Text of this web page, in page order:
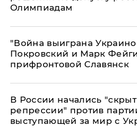
Олимпиадам
"Война выиграна
Покровский и Марк
прифронтовой Славянск
В России начались
репрессии" против
выступающей за мир с